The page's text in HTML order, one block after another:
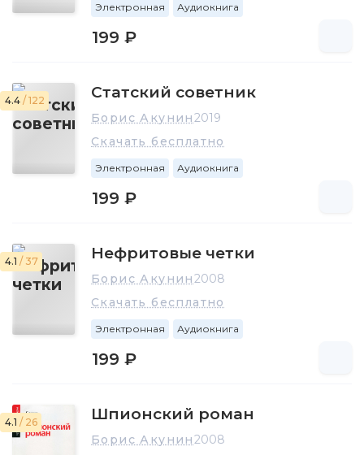
Электронная Аудиокнига
199 ₽
4.4 / 122 Статский советник
Борис Акунин2019
Скачать бесплатно
Электронная Аудиокнига
199 ₽
4.1 / 37 Нефритовые четки
Борис Акунин2008
Скачать бесплатно
Электронная Аудиокнига
199 ₽
4.1 / 26 Шпионский роман
Борис Акунин2008